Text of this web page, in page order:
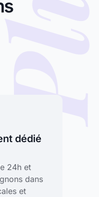
dédié
24h et
dans
et